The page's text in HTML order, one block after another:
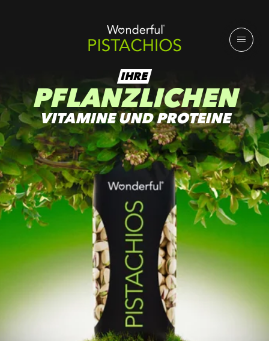
IHRE
PFLANZLICHEN
VITAMINE UND PROTEINE